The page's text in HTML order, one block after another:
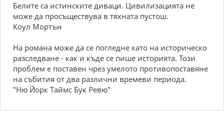
Белите са истинските диваци. Цивилизацията не
може да просъществува в тяхната пустош.
Коул Мортън
На романа може да се погледне като на историческо
разследване - как и къде се пише историята. Този
проблем е поставен чрез умелото противопоставяне
на събития от два различни времеви периода.
"Ню Йорк Таймс Бук Ревю"